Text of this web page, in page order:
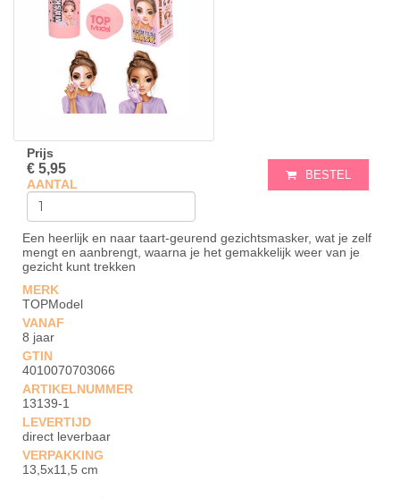
Prijs
€ 5,95
AANTAL
BESTEL
Een heerlijk en naar taart-geurend gezichtsmasker, wat je zelf
mengt en aanbrengt, waarna je het gemakkelijk weer van je
gezicht kunt trekken
MERK
TOPModel
VANAF
8 jaar
GTIN
4010070703066
ARTIKELNUMMER
13139-1
LEVERTIJD
direct leverbaar
VERPAKKING
13,5x11,5 cm